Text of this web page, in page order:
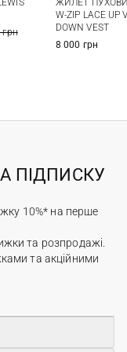
грн
XXL
ЖИЛЕТ
W-ZIP LACE UP
DOWN VEST
8 000 грн
ПІДПИСКУ
10%* на перше
та розпродажі.
та акційними